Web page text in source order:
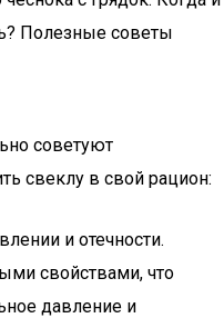
Полезные советы
советуют
свеклу в свой рацион:
и отечности.
свойствами, что
давление и